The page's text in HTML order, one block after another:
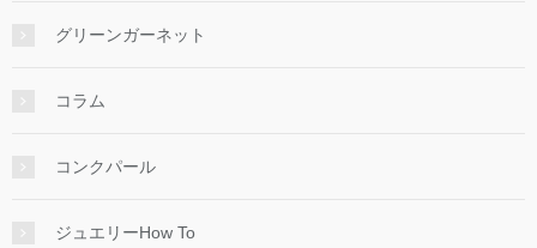
グリーンガーネット
コラム
コンクパール
ジュエリーHow To